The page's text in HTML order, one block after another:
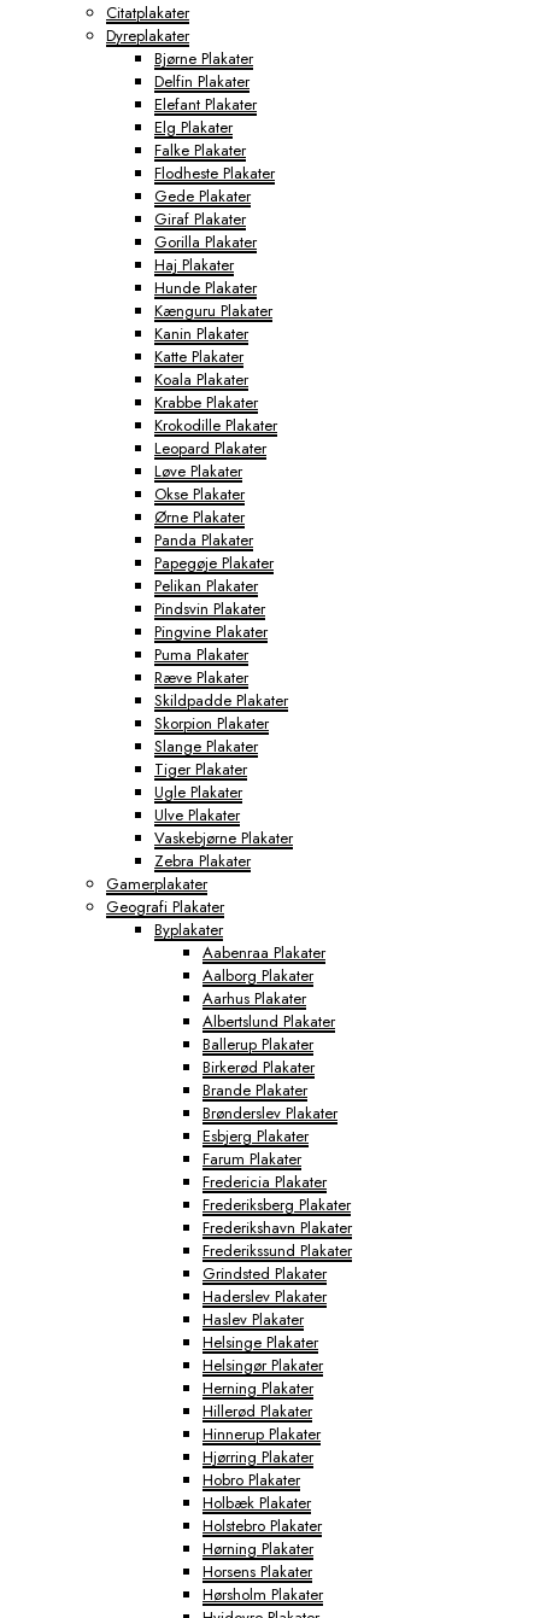
Citatplakater
Dyreplakater
Bjørne Plakater
Delfin Plakater
Elefant Plakater
Elg Plakater
Falke Plakater
Flodheste Plakater
Gede Plakater
Giraf Plakater
Gorilla Plakater
Haj Plakater
Hunde Plakater
Kænguru Plakater
Kanin Plakater
Katte Plakater
Koala Plakater
Krabbe Plakater
Krokodille Plakater
Leopard Plakater
Løve Plakater
Okse Plakater
Ørne Plakater
Panda Plakater
Papegøje Plakater
Pelikan Plakater
Pindsvin Plakater
Pingvine Plakater
Puma Plakater
Ræve Plakater
Skildpadde Plakater
Skorpion Plakater
Slange Plakater
Tiger Plakater
Ugle Plakater
Ulve Plakater
Vaskebjørne Plakater
Zebra Plakater
Gamerplakater
Geografi Plakater
Byplakater
Aabenraa Plakater
Aalborg Plakater
Aarhus Plakater
Albertslund Plakater
Ballerup Plakater
Birkerød Plakater
Brande Plakater
Brønderslev Plakater
Esbjerg Plakater
Farum Plakater
Fredericia Plakater
Frederiksberg Plakater
Frederikshavn Plakater
Frederikssund Plakater
Grindsted Plakater
Haderslev Plakater
Haslev Plakater
Helsinge Plakater
Helsingør Plakater
Herning Plakater
Hillerød Plakater
Hinnerup Plakater
Hjørring Plakater
Hobro Plakater
Holbæk Plakater
Holstebro Plakater
Hørning Plakater
Horsens Plakater
Hørsholm Plakater